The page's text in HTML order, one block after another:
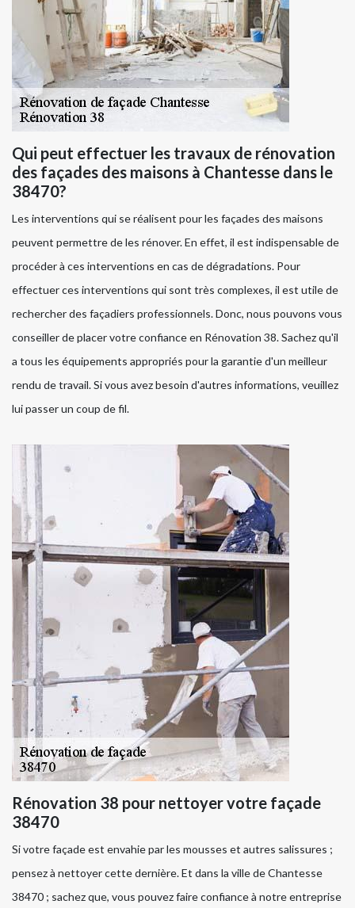
Qui peut effectuer les travaux de rénovation
des façades des maisons à Chantesse dans le
38470?
Les interventions qui se réalisent pour les façades des maisons
peuvent permettre de les rénover. En effet, il est indispensable de
procéder à ces interventions en cas de dégradations. Pour
effectuer ces interventions qui sont très complexes, il est utile de
rechercher des façadiers professionnels. Donc, nous pouvons vous
conseiller de placer votre confiance en Rénovation 38. Sachez qu'il
a tous les équipements appropriés pour la garantie d'un meilleur
rendu de travail. Si vous avez besoin d'autres informations, veuillez
lui passer un coup de fil.
Rénovation 38 pour nettoyer votre façade
38470
Si votre façade est envahie par les mousses et autres salissures ;
pensez à nettoyer cette dernière. Et dans la ville de Chantesse
38470 ; sachez que, vous pouvez faire confiance à notre entreprise